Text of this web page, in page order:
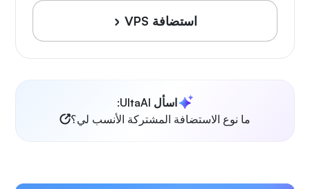
استضافة VPS
اسأل UltaAI:
ما نوع الاستضافة المشتركة الأنسب لي؟